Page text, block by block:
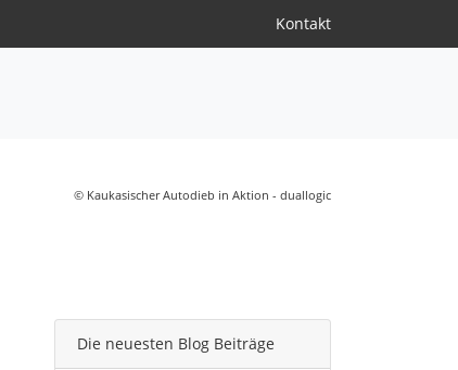
Kontakt
© Kaukasischer Autodieb in Aktion - duallogic
Die neuesten Blog Beiträge